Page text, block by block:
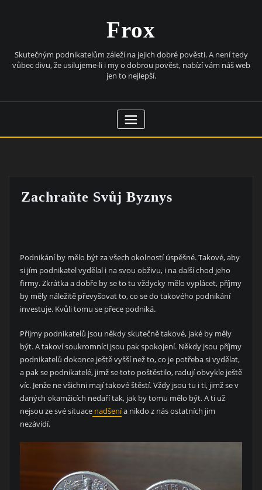
Frox
Skutečným podnikatelům záleží na jejich dobré pověsti. A není tedy
vůbec divu, že usilujeme-li i my o dobrou pověst, nabízí vám náš web
jen to nejlepší.
Zachraňte Svůj Byznys
Podnikání by mělo být za všech okolností úspěšné. Takové, aby
si jím podnikatel vydělal i na svou obživu, i na další chod jeho
firmy. Zkrátka a dobře by se to tu vždycky mělo vyplácet, příjmy
by měly náležitě převyšovat to, co se do takového podnikání
investuje. Kvůli tomu se přece podniká.
Příjmy podnikatelů jsou někdy skutečně takové, jaké by měly
být. A takoví soukromníci jsou pak spokojení. Někdy jsou příjmy
podnikatelů dokonce ještě vyšší než to, co je potřeba si vydělat,
a pak se podnikatelé, jimž se toto poštěstilo, radují obvykle ještě
víc. Jenže ne všichni mají takové štěstí. Vždy jsou tu i ti, jimž se v
daných okamžicích nedaří tak, jak by tomu mělo být. A ti už
nejsou ze své situacenadšenía nikdo z nás ostatních jim
nezávidí.